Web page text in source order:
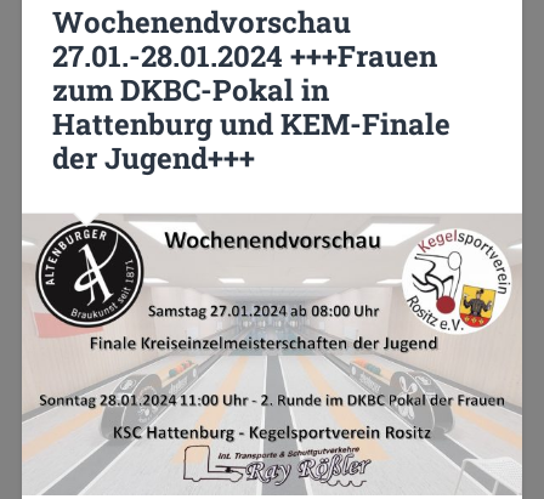
Wochenendvorschau
27.01.-28.01.2024 +++Frauen
zum DKBC-Pokal in
Hattenburg und KEM-Finale
der Jugend+++